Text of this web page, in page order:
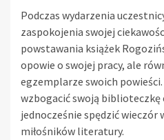
Podczas wydarzenia
zaspokojenia swojej
powstawania książek
opowie o swojej pracy, ale
egzemplarze swoich
wzbogacić swoją
jednocześnie spędzić
miłośników literatury.